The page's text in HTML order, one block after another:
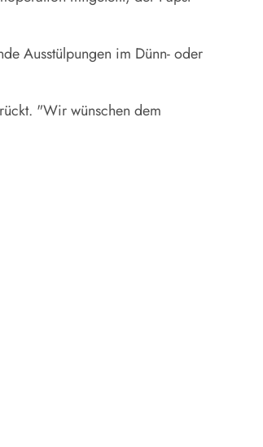
Ausstülpungen im Dünn- oder
"Wir wünschen dem